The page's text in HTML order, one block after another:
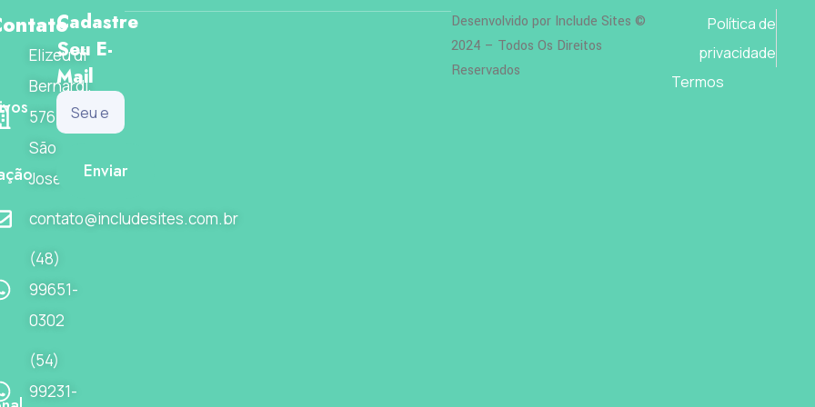
Elizeu di
Bernardi,
576
São
José-SC
contato@includesites.com.br
(48)
99651-
0302
(54)
99231-
Cadastre
Seu E-
Mail
Enviar
Desenvolvido por Include Sites ©
2024 – Todos Os Direitos
Reservados
Política de
privacidade
Termos